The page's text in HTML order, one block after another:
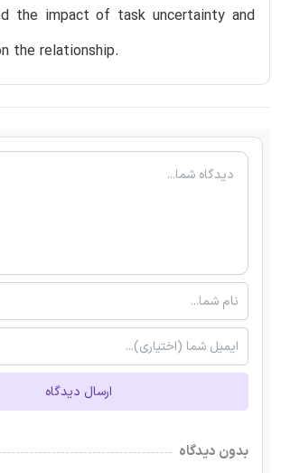
the impact of task uncertainty and
the relationship.
ارسال دیدگاه
بدون دیدگاه